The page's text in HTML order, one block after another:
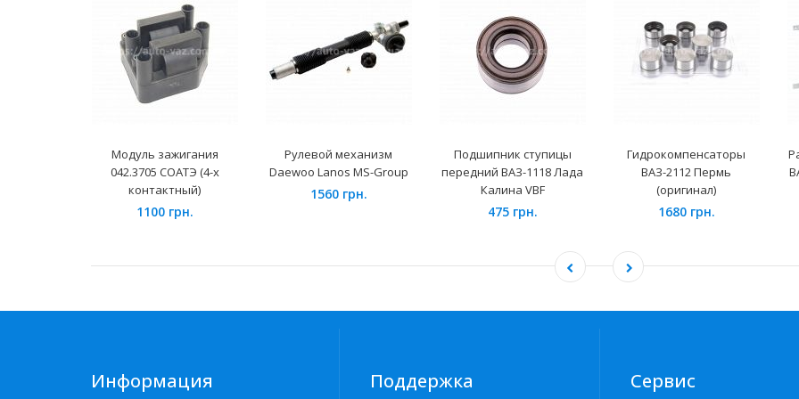
Модуль зажигания
042.3705 СОАТЭ (4-х
контактный)
1100 грн.
Рулевой механизм
Daewoo Lanos MS-Group
1560 грн.
Подшипник ступицы
передний ВАЗ-1118 Лада
Калина VBF
475 грн.
Гидрокомпенсаторы
ВАЗ-2112 Пермь
(оригинал)
1680 грн.
Информация Поддержка Сервис